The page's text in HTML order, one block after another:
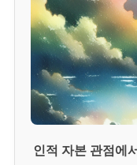
인적 자본 관점에